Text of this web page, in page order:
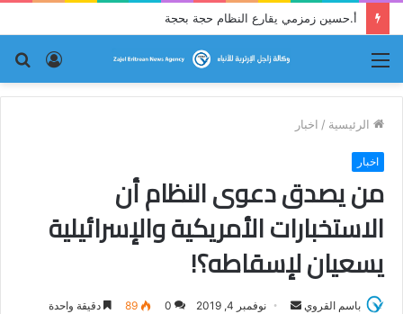
أ.حسين زمزمي يقارع النظام حجة بحجة
تسجيل
الدخول
الرئيسية / اخبار
اخبار
من يصدق دعوى النظام أن
الاستخبارات الأمريكية والإسرائيلية
يسعيان لإسقاطه؟!
باسم القروي نوفمبر 4, 2019 0
89 دقيقة واحدة